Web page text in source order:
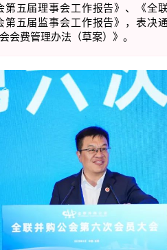
第五届理事会工作报告》、《全
第五届监事会工作报告》，表决
会费管理办法（草案）》。